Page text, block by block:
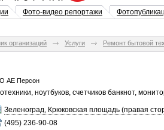
Фото-видео репортажи
организаций Услуги Ремонт бытовой
АЕ Персон
ноутбуков, счетчиков банкнот,
Зеленоград, Крюковская площадь (правая
(495) 236-90-08